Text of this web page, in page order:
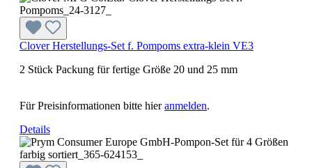
Clover Herstellungs-Set f. Pompoms extra-klein VE3
2 Stück Packung für fertige Größe 20 und 25 mm
Für Preisinformationen bitte hieranmelden.
Details